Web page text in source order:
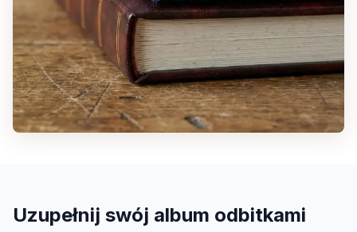
Uzupełnij swój album odbitkami